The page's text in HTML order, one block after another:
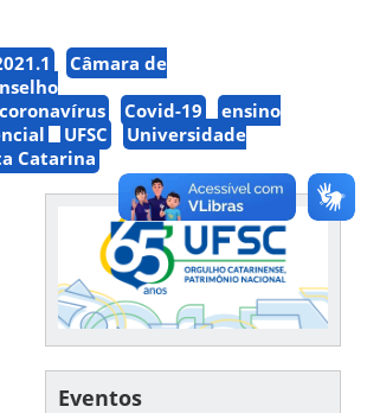
Câmara de
coronavírus Covid-19
ensino
UFSC
Universidade
Catarina
Eventos